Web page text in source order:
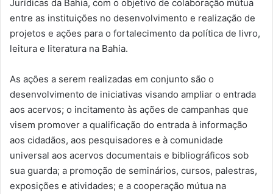
Jurídicas da Bahia, com o objetivo de colaboração mútua
entre as instituições no desenvolvimento e realização de
projetos e ações para o fortalecimento da política de livro,
leitura e literatura na Bahia.
As ações a serem realizadas em conjunto são o
desenvolvimento de iniciativas visando ampliar o entrada
aos acervos; o incitamento às ações de campanhas que
visem promover a qualificação do entrada à informação
aos cidadãos, aos pesquisadores e à comunidade
universal aos acervos documentais e bibliográficos sob
sua guarda; a promoção de seminários, cursos, palestras,
exposições e atividades; e a cooperação mútua na